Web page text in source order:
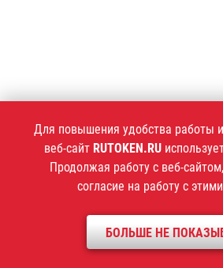
Для повышения удобства работы
веб-сайт RUTOKEN.RU
Продолжая работу с веб-
согласие на работу с
БОЛЬШЕ НЕ